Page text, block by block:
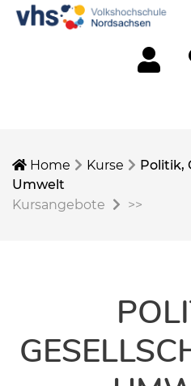
Home Kurse
Politik,
Umwelt
Kursangebote
>>